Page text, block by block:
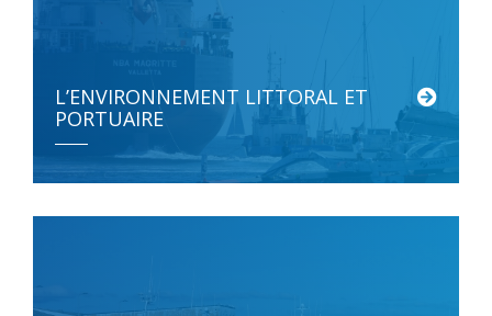
L’ENVIRONNEMENT LITTORAL ET
PORTUAIRE